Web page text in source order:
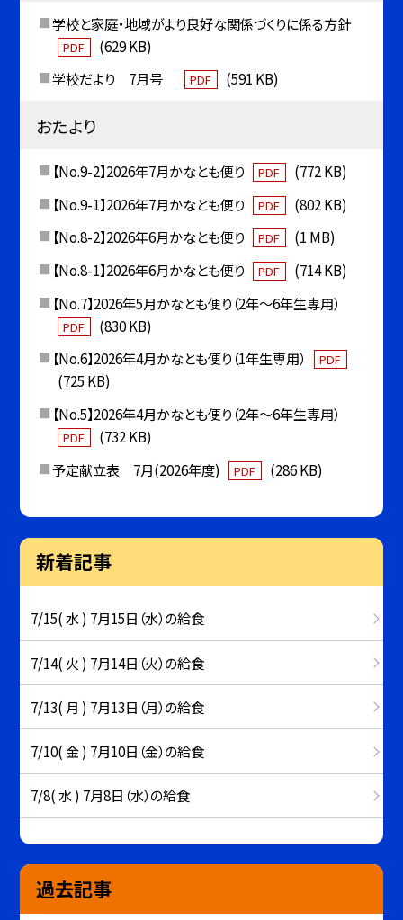
学校と家庭・地域がより良好な関係づくりに係る方針
PDF
(629 KB)
学校だより 7月号
PDF (591 KB)
おたより
【No.9-2】2026年7月かなとも便り PDF
(772 KB)
【No.9-1】2026年7月かなとも便り
PDF
(802 KB)
【No.8-2】2026年6月かなとも便り
PDF
(1 MB)
【No.8-1】2026年6月かなとも便り
PDF
(714 KB)
【No.7】2026年5月かなとも便り（2年〜6年生専用）
PDF
(830 KB)
【No.6】2026年4月かなとも便り（1年生専用）
PDF
(725 KB)
【No.5】2026年4月かなとも便り（2年〜6年生専用）
PDF
(732 KB)
予定献立表 7月(2026年度)
PDF (286 KB)
新着記事
7/15( 水 ) 7月15日（水）の給食
7/14( 火 ) 7月14日（火）の給食
7/13( 月 ) 7月13日（月）の給食
7/10( 金 ) 7月10日（金）の給食
7/8( 水 ) 7月8日（水）の給食
過去記事